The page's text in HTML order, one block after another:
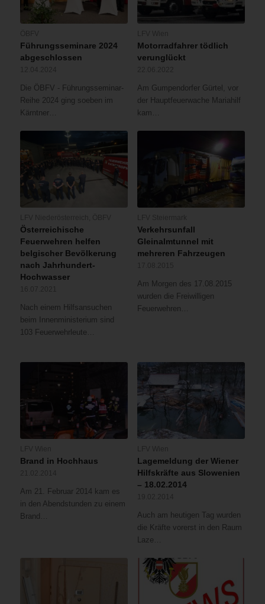
Führungsseminare 2024
abgeschlossen
Die ÖBFV - Führungsseminar-
Reihe 2024 ging soeben im
Kärntner…
Motorradfahrer tödlich
verunglückt
Am Gumpendorfer Gürtel, vor
der Hauptfeuerwache Mariahilf
kam…
Österreichische
Feuerwehren helfen
belgischer Bevölkerung
nach Jahrhundert-
Hochwasser
Nach einem Hilfsansuchen
beim Innenministerium sind
103 Feuerwehrleute…
Verkehrsunfall
Gleinalmtunnel mit
mehreren Fahrzeugen
Am Morgen des 17.08.2015
wurden die Freiwilligen
Feuerwehren…
Brand in Hochhaus
Am 21. Februar 2014 kam es
in den Abendstunden zu einem
Brand…
Lagemeldung der Wiener
Hilfskräfte aus Slowenien
– 18.02.2014
Auch am heutigen Tag wurden
die Kräfte vorerst in den Raum
Laze…